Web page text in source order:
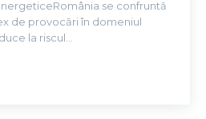
se confruntă
de provocări în domeniul
la riscul...